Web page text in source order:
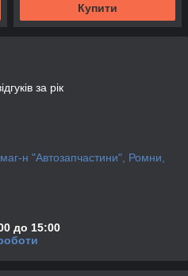
Купити
за рік
н "Автозапчастини", Ромни,
до 15:00